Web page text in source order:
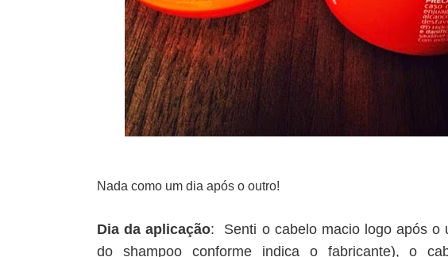
Nada como um dia após o outro!
Dia da aplicação: Senti o cabelo macio logo após o
do shampoo conforme indica o fabricante), o